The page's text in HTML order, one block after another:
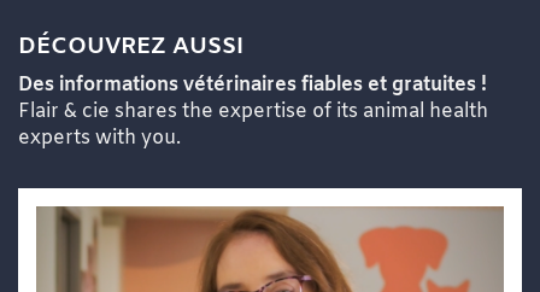
DÉCOUVREZ AUSSI
Des informations vétérinaires fiables et gratuites !
Flair & cie shares the expertise of its animal health
experts with you.